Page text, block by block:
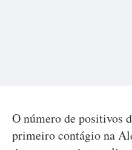
O número de positivos
primeiro contágio na